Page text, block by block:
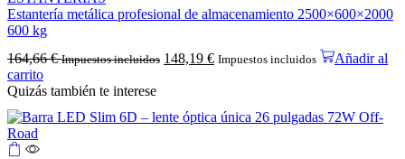
Estantería metálica profesional de almacenamiento 2500×600×2000
600 kg
164,66€ Impuestos incluidos 148,19 € Impuestos incluidos
Añadir al
carrito
Quizás también te interese